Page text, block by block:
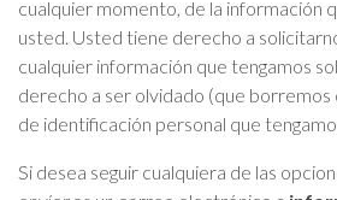
cualquier momento, de la información
usted. Usted tiene derecho a
cualquier información que tengamos
derecho a ser olvidado (que borremos
de identificación personal que
Si desea seguir cualquiera de las